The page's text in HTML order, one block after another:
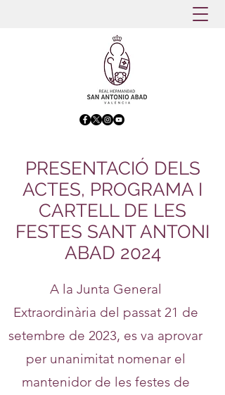
PRESENTACIÓ DELS
ACTES, PROGRAMA I
CARTELL DE LES
FESTES SANT ANTONI
ABAD 2024
A la Junta General
Extraordinària del passat 21 de
setembre de 2023, es va aprovar
per unanimitat nomenar el
mantenidor de les festes de